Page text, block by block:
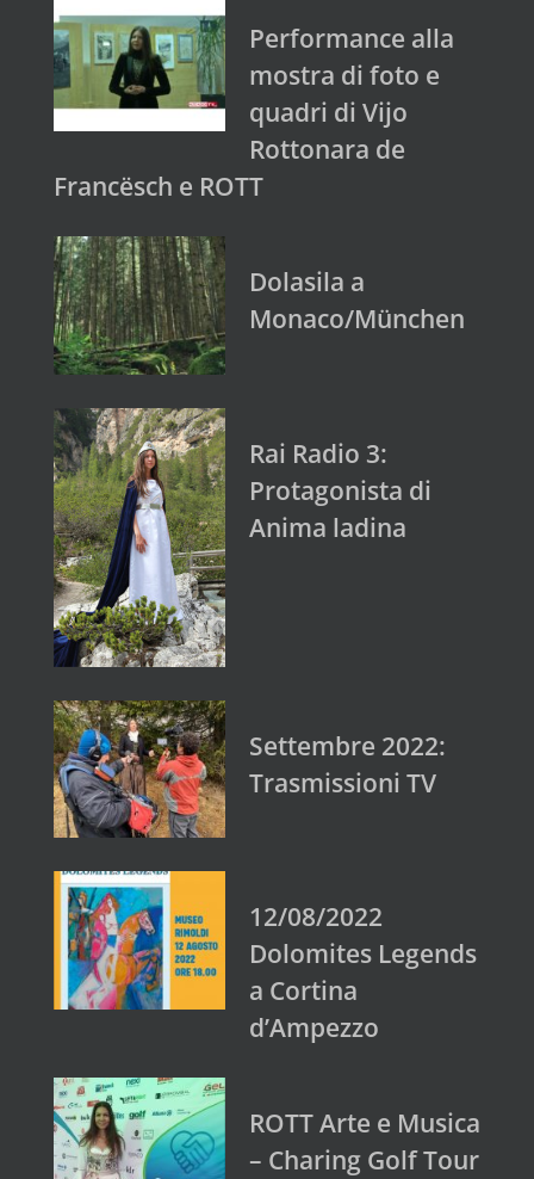
Performance alla
mostra di foto e
quadri di Vijo
Rottonara de
Francësch e ROTT
Dolasila a
Monaco/München
Rai Radio 3:
Protagonista di
Anima ladina
Settembre 2022:
Trasmissioni TV
12/08/2022
Dolomites Legends
a Cortina
d’Ampezzo
ROTT Arte e Musica
– Charing Golf Tour